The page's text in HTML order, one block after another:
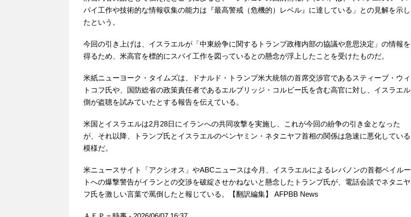
パイ工作や技術的な情報収集の能力は『最高警戒（危機的）レベル』に達している」との見解を示し
たという。
今回の引き上げは、イスラエルが「中東紛争に関するトランプ政権内部の協議や意思決定」の情報を
得るため、米高官を標的にスパイ工作を図っているとの懸念が浮上したことを受けたものだ。
米紙ニューヨーク・タイムズは、ドナルド・トランプ米大統領の首席交渉官であるスティーブ・ウィ
トコフ氏や、国防総省の政策責任者であるエルブリッジ・コルビー氏を含む高官に対し、イスラエル
側が盗聴を試みていたとする報告を伝えている。
米国とイスラエルは2月28日にイランへの共同攻撃を実施し、これが今回の紛争の引き金となった
が、それ以降、トランプ氏とイスラエルのベンヤミン・ネタニヤフ首相の関係は急速に悪化している
模様だ。
米ニュースサイト「アクシオス」やABCニュースは今月、イスラエルによるレバノンの首都ベイルー
トへの爆撃警告がイランとの交渉を破綻させかねないと懸念したトランプ氏が、電話会談でネタニヤ
フ氏を激しい言葉で罵倒したと報じている。【翻訳編集】 AFPBB News